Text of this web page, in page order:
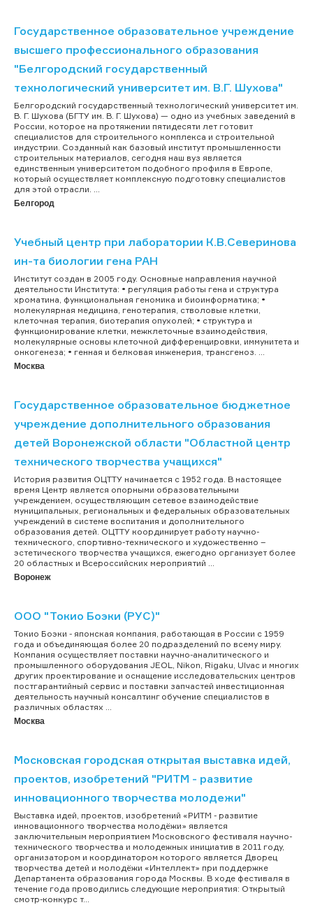
Государственное образовательное учреждение
высшего профессионального образования
"Белгородский государственный
технологический университет им. В.Г. Шухова"
Белгородский государственный технологический университет им.
В. Г. Шухова (БГТУ им. В. Г. Шухова) — одно из учебных заведений в
России, которое на протяжении пятидесяти лет готовит
специалистов для строительного комплекса и строительной
индустрии. Созданный как базовый институт промышленности
строительных материалов, сегодня наш вуз является
единственным университетом подобного профиля в Европе,
который осуществляет комплексную подготовку специалистов
для этой отрасли. ...
Белгород
Учебный центр при лаборатории К.В.Северинова
ин-та биологии гена РАН
Институт создан в 2005 году. Основные направления научной
деятельности Института: • регуляция работы гена и структура
хроматина, функциональная геномика и биоинформатика; •
молекулярная медицина, генотерапия, стволовые клетки,
клеточная терапия, биотерапия опухолей; • структура и
функционирование клетки, межклеточные взаимодействия,
молекулярные основы клеточной дифференцировки, иммунитета и
онкогенеза; • генная и белковая инженерия, трансгеноз. ...
Москва
Государственное образовательное бюджетное
учреждение дополнительного образования
детей Воронежской области "Областной центр
технического творчества учащихся"
История развития ОЦТТУ начинается с 1952 года. В настоящее
время Центр является опорными образовательными
учреждением, осуществляющим сетевое взаимодействие
муниципальных, региональных и федеральных образовательных
учреждений в системе воспитания и дополнительного
образования детей. ОЦТТУ координирует работу научно-
технического, спортивно-технического и художественно –
эстетического творчества учащихся, ежегодно организует более
20 областных и Всероссийских мероприятий ...
Воронеж
ООО "Токио Боэки (РУС)"
Токио Боэки - японская компания, работающая в России с 1959
года и объединяющая более 20 подразделений по всему миру.
Компания осуществляет поставки научно-аналитического и
промышленного оборудования JEOL, Nikon, Rigaku, Ulvac и многих
других проектирование и оснащение исследовательских центров
постгарантийный сервис и поставки запчастей инвестиционная
деятельность научный консалтинг обучение специалистов в
различных областях ...
Москва
Московская городская открытая выставка идей,
проектов, изобретений "РИТМ - развитие
инновационного творчества молодежи"
Выставка идей, проектов, изобретений «РИТМ - развитие
инновационного творчества молодёжи» является
заключительным мероприятием Московского фестиваля научно-
технического творчества и молодежных инициатив в 2011 году,
организатором и координатором которого является Дворец
творчества детей и молодёжи «Интеллект» при поддержке
Департамента образования города Москвы. В ходе фестиваля в
течение года проводились следующие мероприятия: Открытый
смотр-конкурс т...